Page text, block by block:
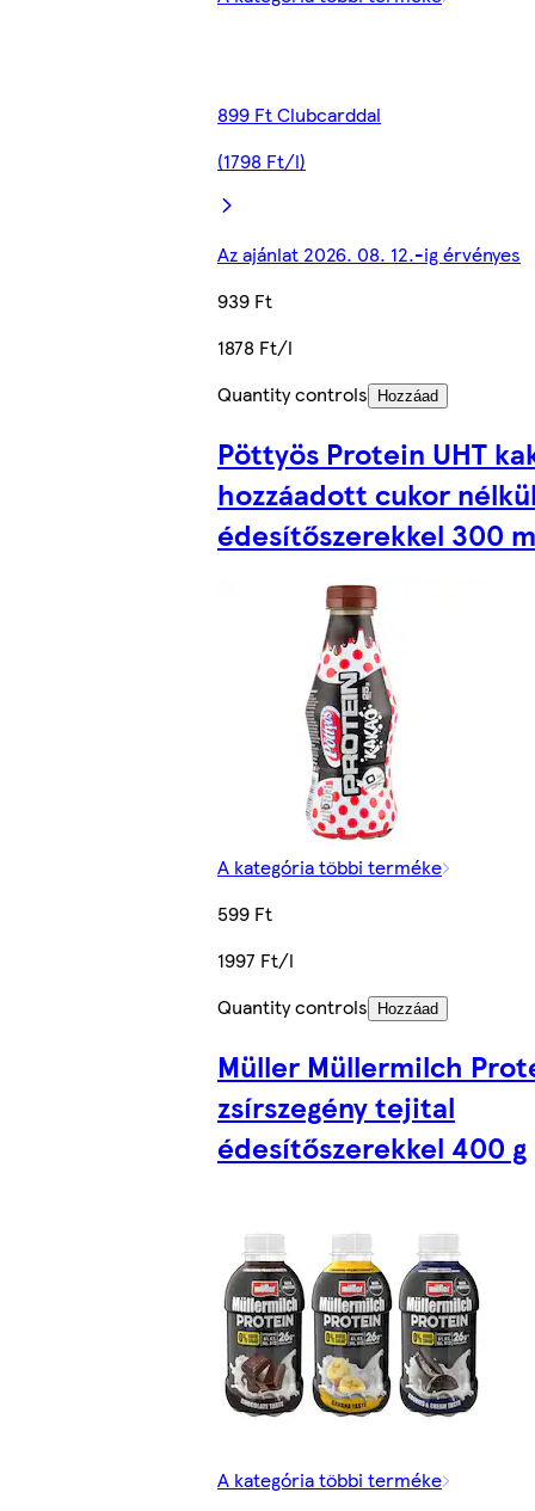
899 Ft Clubcarddal
(1798 Ft/l)
Az ajánlat 2026. 08. 12.-ig érvényes
939 Ft
1878 Ft/l
Quantity controls
Hozzáad
Pöttyös Protein UHT
hozzáadott cukor
édesítőszerekkel 300
A kategória többi terméke
599 Ft
1997 Ft/l
Quantity controls
Hozzáad
Müller Müllermilch
zsírszegény tejital
édesítőszerekkel 400 g
A kategória többi terméke